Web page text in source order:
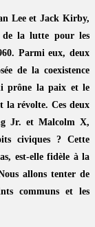
Lee et Jack Kirby,
de la lutte pour les
Parmi eux, deux
de la coexistence
prône la paix et le
la révolte. Ces deux
Jr. et Malcolm X,
civiques ? Cette
est-elle fidèle à la
allons tenter de
communs et les